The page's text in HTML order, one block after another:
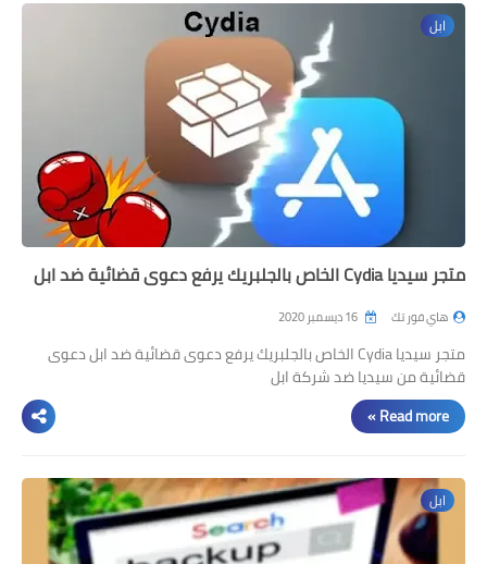
ابل
متجر سيديا Cydia الخاص بالجلبريك يرفع دعوى قضائية ضد ابل
هاي فور تك
متجر سيديا Cydia الخاص بالجلبريك يرفع دعوى قضائية ضد ابل دعوى
قضائية من سيديا ضد شركة ابل
Read more »
ابل